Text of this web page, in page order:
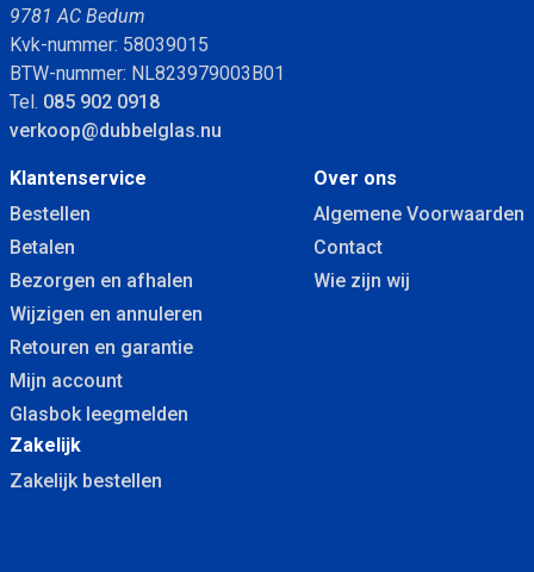
Glassnijhaak zonder versterking 17cm x 30cm
Glassnijhaak zonder versterking 27cm x 50cm
Glassnijhaak zonder versterking 47cm x 105cm
9781 AC Bedum
Kvk-nummer: 58039015
BTW-nummer: NL823979003B01
Tel. 085 902 0918
verkoop@dubbelglas.nu
Klantenservice
Bestellen
Betalen
Bezorgen en afhalen
Wijzigen en annuleren
Retouren en garantie
Mijn account
Glasbok leegmelden
Over ons
Algemene Voorwaarden
Contact
Wie zijn wij
Zakelijk
Zakelijk bestellen